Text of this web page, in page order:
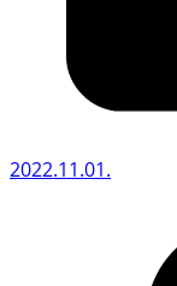
2022.11.01.